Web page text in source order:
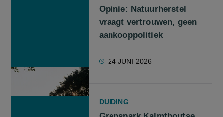
Opinie: Natuurherstel
vraagt vertrouwen, geen
aankooppolitiek
24 JUNI 2026
DUIDING